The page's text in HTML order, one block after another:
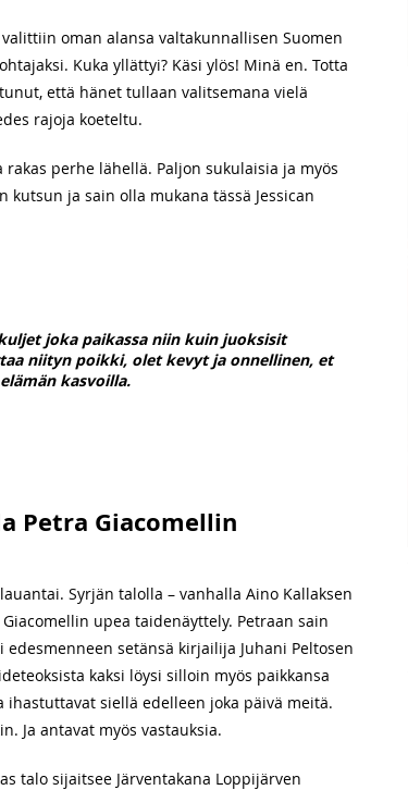
oman alansa valtakunnallisen Suomen
Kuka yllättyi? Käsi ylös! Minä en. Totta
että hänet tullaan valitsemana vielä
rajoja koeteltu.
perhe lähellä. Paljon sukulaisia ja myös
kutsun ja sain olla mukana tässä Jessican
joka paikassa niin kuin juoksisit
niityn poikki, olet kevyt ja onnellinen, et
kasvoilla.
Petra Giacomellin
Syrjän talolla – vanhalla Aino Kallaksen
upea taidenäyttely. Petraan sain
setänsä kirjailija Juhani Peltosen
kaksi löysi silloin myös paikkansa
siellä edelleen joka päivä meitä.
Ja antavat myös vastauksia.
talo sijaitsee Järventakana Loppijärven